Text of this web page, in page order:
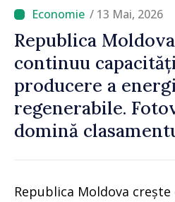
/ 13 Mai, 2026
Republica
continuu
producere a
regenerabile.
domină
Republica Moldova